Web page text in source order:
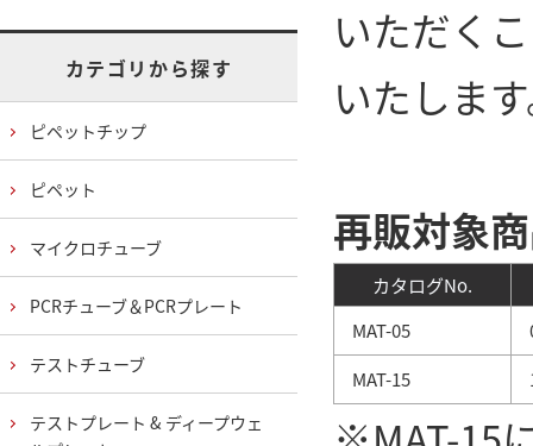
いただく
いたしま
再販対象
カタログNo.
MAT-05
MAT-15
カテゴリから探す
ピペットチップ
ピペット
マイクロチューブ
PCRチューブ＆PCRプレート
テストチューブ
テストプレート & ディープウェ